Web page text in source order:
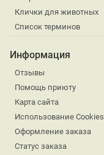
Клички для животных
Список терминов
Информация
Отзывы
Помощь приюту
Карта сайта
Использование Cookies
Оформление заказа
Статус заказа